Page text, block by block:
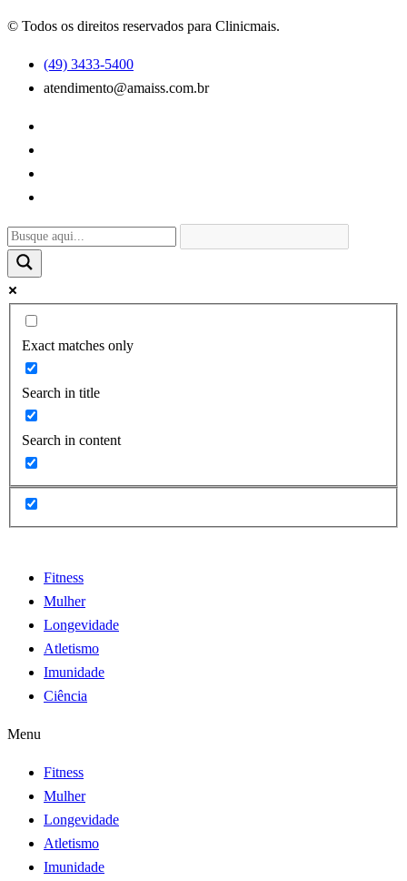
© Todos os direitos reservados para Clinicmais.
(49) 3433-5400
atendimento@amaiss.com.br
Exact matches only
Search in title
Search in content
Fitness
Mulher
Longevidade
Atletismo
Imunidade
Ciência
Menu
Fitness
Mulher
Longevidade
Atletismo
Imunidade